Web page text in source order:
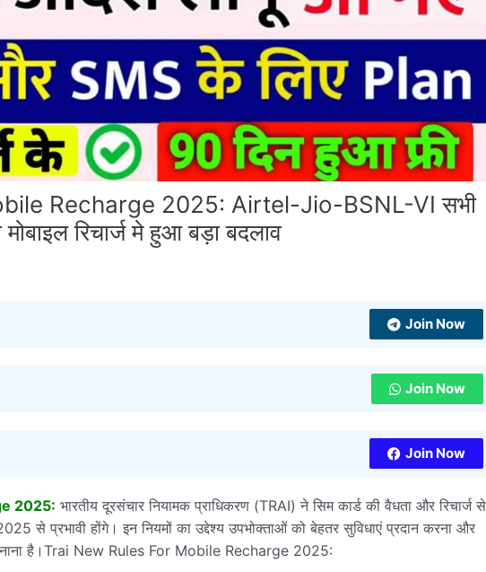
Recharge 2025: Airtel-Jio-BSNL-VI सभी
रिचार्ज मे हुआ बड़ा बदलाव
Join Now
Join Now
Join Now
2025: भारतीय दूरसंचार नियामक प्राधिकरण (TRAI) ने सिम कार्ड की वैधता और रिचार्ज से
से प्रभावी होंगे। इन नियमों का उद्देश्य उपभोक्ताओं को बेहतर सुविधाएं प्रदान करना और
है।Trai New Rules For Mobile Recharge 2025: